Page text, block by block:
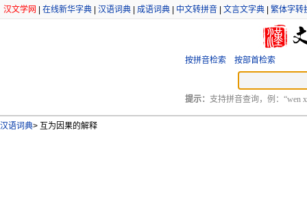
汉文学网 在线新华字典 汉语词典 成语词典 中文转拼音 文言文字典 繁体字转
按拼音检索 按部首检索
提示： 支持拼音查询，例：“wen
汉语词典> 互为因果的解释